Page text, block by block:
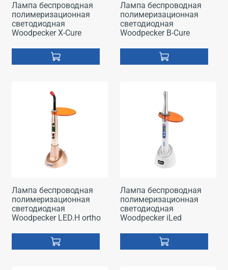
Лампа беспроводная
полимеризационная
светодиодная
Woodpecker X-Cure
Лампа беспроводная
полимеризационная
светодиодная
Woodpecker B-Cure
Лампа беспроводная
полимеризационная
светодиодная
Woodpecker LED.H ortho
Лампа беспроводная
полимеризационная
светодиодная
Woodpecker iLed